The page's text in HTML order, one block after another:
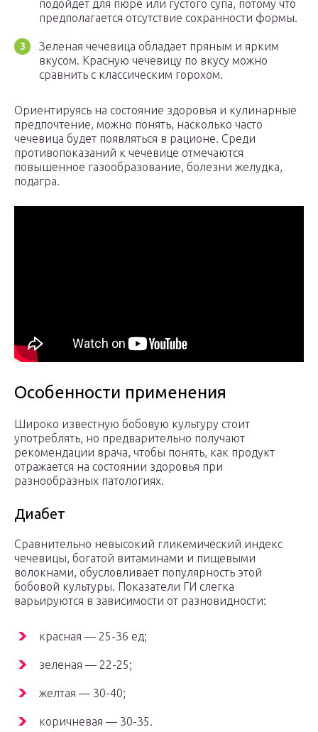
подойдет для пюре или густого супа, потому что
предполагается отсутствие сохранности формы.
Зеленая чечевица обладает пряным и ярким
вкусом. Красную чечевицу по вкусу можно
сравнить с классическим горохом.
Ориентируясь на состояние здоровья и кулинарные
предпочтение, можно понять, насколько часто
чечевица будет появляться в рационе. Среди
противопоказаний к чечевице отмечаются
повышенное газообразование, болезни желудка,
подагра.
Особенности применения
Широко известную бобовую культуру стоит
употреблять, но предварительно получают
рекомендации врача, чтобы понять, как продукт
отражается на состоянии здоровья при
разнообразных патологиях.
Диабет
Сравнительно невысокий гликемический индекс
чечевицы, богатой витаминами и пищевыми
волокнами, обусловливает популярность этой
бобовой культуры. Показатели ГИ слегка
варьируются в зависимости от разновидности:
красная — 25-36 ед;
зеленая — 22-25;
желтая — 30-40;
коричневая — 30-35.